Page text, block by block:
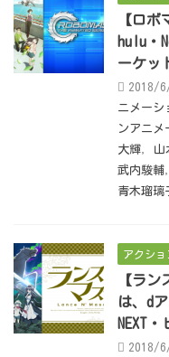
【ロ
hulu・
ーケッ
2018/
ニメーシ
ンアニメ
大輝, 山
武内駿輔
青木瑠璃
アクシ
【ラ
は、d
NEXT
2018/